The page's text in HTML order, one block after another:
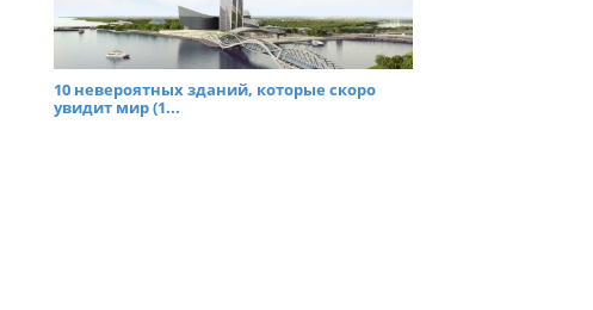
10 невероятных зданий, которые скоро
увидит мир (1...